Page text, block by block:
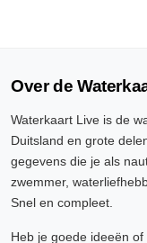
Over de
Waterkaart Live is de
Duitsland en grote
gegevens die je als
zwemmer,
Snel en compleet.
Heb je goede ideeën